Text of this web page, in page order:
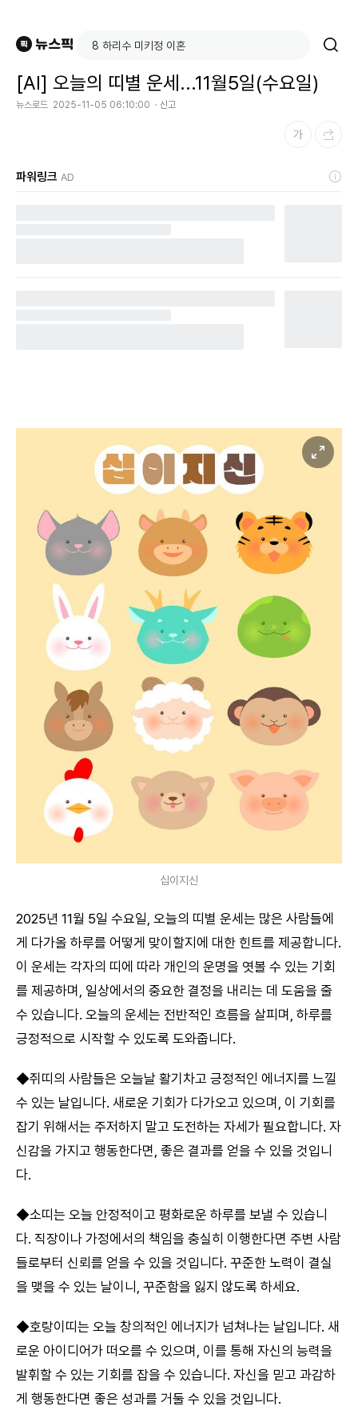
[AI] 오늘의 띠별 운세...11월5일(수요일)
뉴스로드 2025-11-05 06:10:00 신고
파워링크 AD
십이지신
2025년 11월 5일 수요일, 오늘의 띠별 운세는 많은 사람들에
게 다가올 하루를 어떻게 맞이할지에 대한 힌트를 제공합니다.
이 운세는 각자의 띠에 따라 개인의 운명을 엿볼 수 있는 기회
를 제공하며, 일상에서의 중요한 결정을 내리는 데 도움을 줄
수 있습니다. 오늘의 운세는 전반적인 흐름을 살피며, 하루를
긍정적으로 시작할 수 있도록 도와줍니다.
◆쥐띠의 사람들은 오늘날 활기차고 긍정적인 에너지를 느낄
수 있는 날입니다. 새로운 기회가 다가오고 있으며, 이 기회를
잡기 위해서는 주저하지 말고 도전하는 자세가 필요합니다. 자
신감을 가지고 행동한다면, 좋은 결과를 얻을 수 있을 것입니
다.
◆소띠는 오늘 안정적이고 평화로운 하루를 보낼 수 있습니
다. 직장이나 가정에서의 책임을 충실히 이행한다면 주변 사람
들로부터 신뢰를 얻을 수 있을 것입니다. 꾸준한 노력이 결실
을 맺을 수 있는 날이니, 꾸준함을 잃지 않도록 하세요.
◆호랑이띠는 오늘 창의적인 에너지가 넘쳐나는 날입니다. 새
로운 아이디어가 떠오를 수 있으며, 이를 통해 자신의 능력을
발휘할 수 있는 기회를 잡을 수 있습니다. 자신을 믿고 과감하
게 행동한다면 좋은 성과를 거둘 수 있을 것입니다.